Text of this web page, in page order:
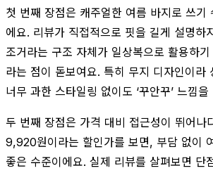
첫 번째 장점은 캐주얼한 여름 바지로 쓰기
에요. 리뷰가 직접적으로 핏을 길게 설명하
조거라는 구조 자체가 일상복으로 활용하
라는 점이 돋보여요. 특히 무지 디자인이라
너무 과한 스타일링 없이도 ‘꾸안꾸’ 느낌
두 번째 장점은 가격 대비 접근성이 뛰어나
9,920원이라는 할인가를 보면, 부담 없이
좋은 수준이에요. 실제 리뷰를 살펴보면 단